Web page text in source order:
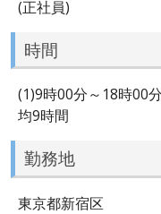
(正社員)
時間
(1)9時00分～18時00
均9時間
勤務地
東京都新宿区